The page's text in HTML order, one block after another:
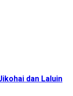
dan Laluin